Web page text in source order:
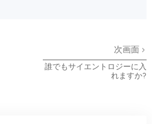
次画面
誰でもサイエントロジーに入
れますか?